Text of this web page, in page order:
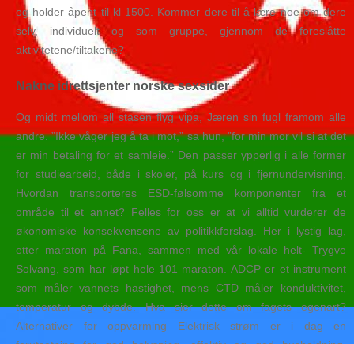
og holder åpent til kl 1500. Kommer dere til å lære noe om dere
selv, individuelt og som gruppe, gjennom de foreslåtte
aktivitetene/tiltakene?
Nakne idrettsjenter norske sexsider
Og midt mellom all stasen flyg vipa, Jæren sin fugl framom alle
andre. ”Ikke våger jeg å ta i mot,” sa hun, ”for min mor vil si at det
er min betaling for et samleie.” Den passer ypperlig i alle former
for studiearbeid, både i skoler, på kurs og i fjernundervisning.
Hvordan transporteres ESD-følsomme komponenter fra et
område til et annet? Felles for oss er at vi alltid vurderer de
økonomiske konsekvensene av politikkforslag. Her i lystig lag,
etter maraton på Fana, sammen med vår lokale helt- Trygve
Solvang, som har løpt hele 101 maraton. ADCP er et instrument
som måler vannets hastighet, mens CTD måler konduktivitet,
temperatur og dybde. Hva sier dette om fagets egenart?
Alternativer for oppvarming Elektrisk strøm er i dag en